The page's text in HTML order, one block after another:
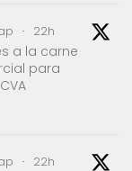
· 22h
a la carne
para
· 22h